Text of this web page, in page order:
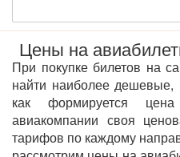
Цены на
При покупке билетов на
найти наиболее дешевые,
как формируется
авиакомпании своя
тарифов по каждому